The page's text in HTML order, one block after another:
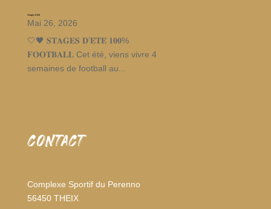
Stages d’été
Mai 26, 2026
🤍🖤 𝐒𝐓𝐀𝐆𝐄𝐒 𝐃’𝐄́𝐓𝐄́ 𝟏𝟎𝟎%
𝐅𝐎𝐎𝐓𝐁𝐀𝐋𝐋 Cet été, viens vivre 4
semaines de football au...
CONTACT
Complexe Sportif du Perenno
56450 THEIX